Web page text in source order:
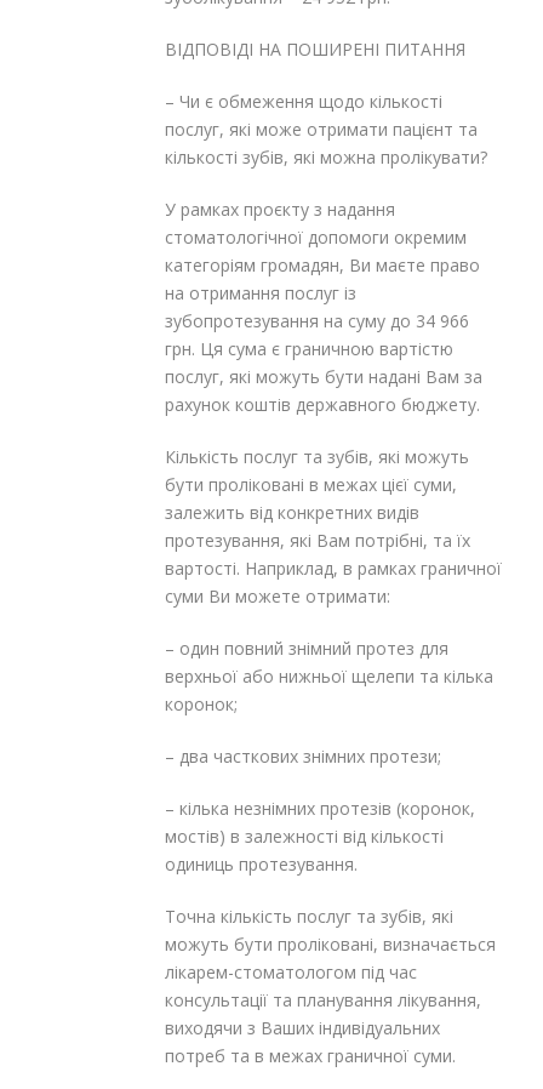
ВІДПОВІДІ НА ПОШИРЕНІ ПИТАННЯ
– Чи є обмеження щодо кількості
послуг, які може отримати пацієнт та
кількості зубів, які можна пролікувати?
У рамках проєкту з надання
стоматологічної допомоги окремим
категоріям громадян, Ви маєте право
на отримання послуг із
зубопротезування на суму до 34 966
грн. Ця сума є граничною вартістю
послуг, які можуть бути надані Вам за
рахунок коштів державного бюджету.
Кількість послуг та зубів, які можуть
бути проліковані в межах цієї суми,
залежить від конкретних видів
протезування, які Вам потрібні, та їх
вартості. Наприклад, в рамках граничної
суми Ви можете отримати:
– один повний знімний протез для
верхньої або нижньої щелепи та кілька
коронок;
– два часткових знімних протези;
– кілька незнімних протезів (коронок,
мостів) в залежності від кількості
одиниць протезування.
Точна кількість послуг та зубів, які
можуть бути проліковані, визначається
лікарем-стоматологом під час
консультації та планування лікування,
виходячи з Ваших індивідуальних
потреб та в межах граничної суми.